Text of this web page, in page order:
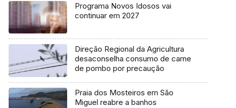
Programa Novos Idosos vai
continuar em 2027
Direção Regional da Agricultura
desaconselha consumo de carne
de pombo por precaução
Praia dos Mosteiros em São
Miguel reabre a banhos